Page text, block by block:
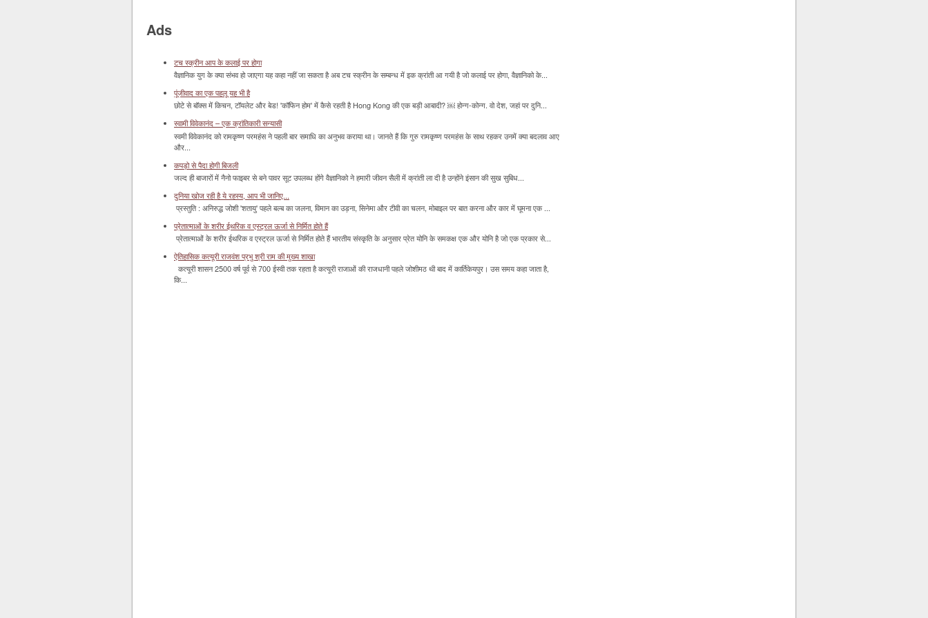
Ads
टच स्क्रीन आप के कलाई पर होगा
वैज्ञानिक युग के क्या संभव हो जाएगा यह कहा नहीं जा सकता है अब टच स्क्रीन के सम्बन्ध में इक क्रांती आ गयी है जो कलाई पर होगा, वैज्ञानिको के...
पूंजीवाद का एक पहलू यह भी है
छोटे से बॉक्‍स में किचन, टॉयलेट और बेड! 'कॉफिन होम' में कैसे रहती है Hong Kong की एक बड़ी आबादी? ￼ होन्ग-कोन्ग. वो देश, जहां पर दुनि...
स्वामी विवेकानंद – एक क्रांतिकारी सन्यासी
स्वमी विवेकानंद को रामकृष्ण परमहंस ने पहली बार समाधि का अनुभव कराया था। जानते हैं कि गुरु रामकृष्ण परमहंस के साथ रहकर उनमें क्या बदलाव आए
और...
कपड़ो से पैदा होगी बिजली
जल्द ही बाजारों में नैनो फाइबर से बने पावर सूट उपलब्ध होंगे वैज्ञानिको ने हमारी जीवन सैली में क्रांती ला दी है उन्होंने इंसान की सुख सुबिध...
दुनिया खोज रही है ये रहस्य, आप भी जानिए...
प्रस्तुति : अनिरुद्ध जोशी 'शतायु' पहले बल्ब का जलना, विमान का उड़ना, सिनेमा और टीवी का चलन, मोबाइल पर बात करना और कार में घूमना एक ...
प्रेतात्माओं के शरीर ईथरिक व एस्ट्रल ऊर्जा से निर्मित होते हैं
प्रेतात्माओं के शरीर ईथरिक व एस्ट्रल ऊर्जा से निर्मित होते हैं भारतीय संस्कृति के अनुसार प्रेत योनि के समकक्ष एक और योनि है जो एक प्रकार से...
ऐतिहासिक कत्यूरी राजवंश प्रभु श्री राम की मुख्य शाखा
कत्यूरी शासन 2500 वर्ष पूर्व से 700 ईस्वी तक रहता है कत्यूरी राजाओं की राजधानी पहले जोशीमठ थी बाद में कार्तिकेयपुर। उस समय कहा जाता है,
कि...